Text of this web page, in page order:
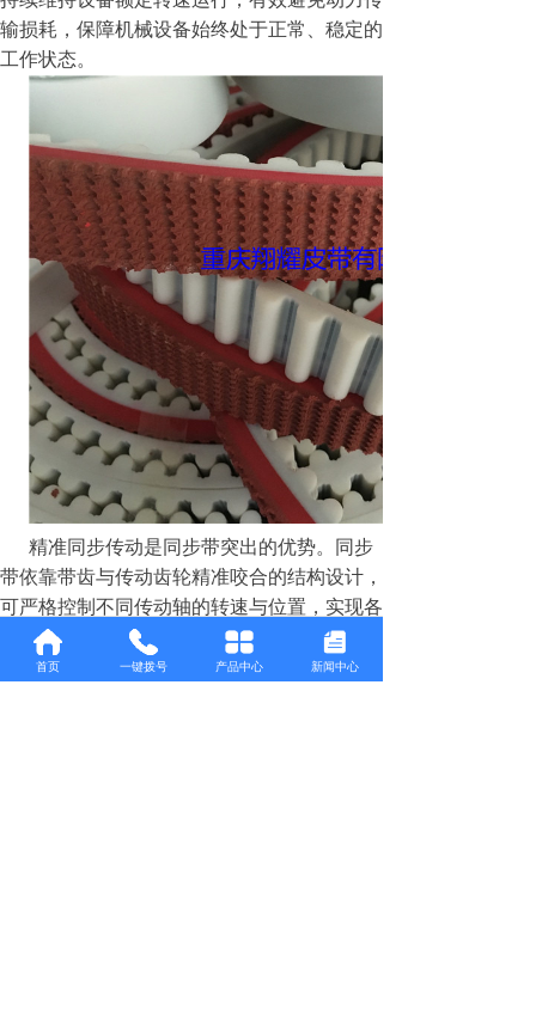
输损耗，保障机械设备始终处于正常、稳定的
工作状态。
精准同步传动是同步带突出的优势。同步
带依靠带齿与传动齿轮精准咬合的结构设计，
可严格控制不同传动轴的转速与位置，实现各
部件的同步运动。相较于普通传动部件，这种
咬合式传动杜绝了运行偏差，能够满足各类精
首页 一键拨号 产品中心 新闻中心